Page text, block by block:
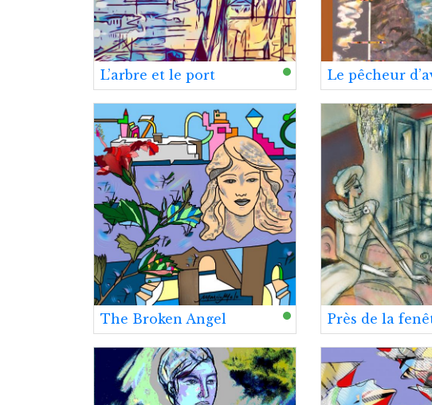
L’arbre et le port Le pêcheur
The Broken Angel Près de la